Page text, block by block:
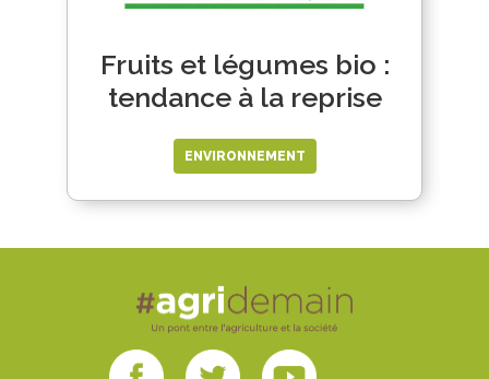
Fruits et légumes bio :
tendance à la reprise
ENVIRONNEMENT